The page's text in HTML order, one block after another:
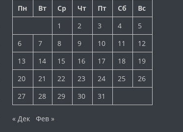
Пн
Вт Ср Чт Пт Сб
Вс
1
2 3 4
5
6
7 8 9 10 11
12
13
14 15 16 17 18
19
20
21 22 23 24 25
26
27
28 29 30 31
« Дек Фев »